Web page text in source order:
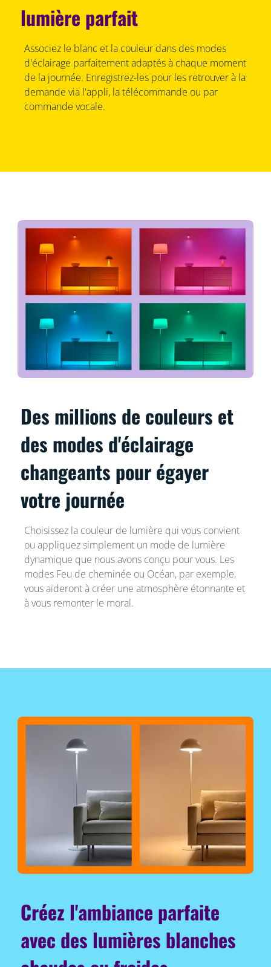
lumière parfait
Associez le blanc et la couleur dans des modes
d'éclairage parfaitement adaptés à chaque moment
de la journée. Enregistrez-les pour les retrouver à la
demande via l'appli, la télécommande ou par
commande vocale.
Des millions de couleurs et
des modes d'éclairage
changeants pour égayer
votre journée
Choisissez la couleur de lumière qui vous convient
ou appliquez simplement un mode de lumière
dynamique que nous avons conçu pour vous. Les
modes Feu de cheminée ou Océan, par exemple,
vous aideront à créer une atmosphère étonnante et
à vous remonter le moral.
Créez l'ambiance parfaite
avec des lumières blanches